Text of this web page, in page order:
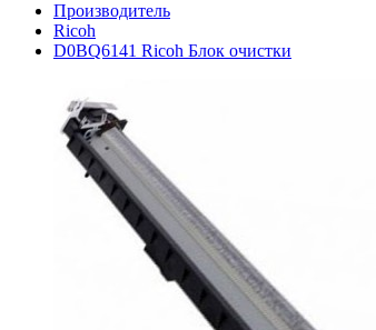
Производитель
Ricoh
D0BQ6141 Ricoh Блок очистки